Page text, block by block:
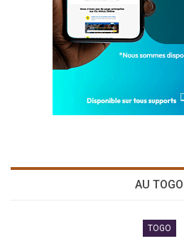
AU TOGO
TOGO